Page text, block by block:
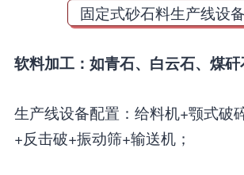
固定式砂石料生产线设
软料加工：如青石、白云石、煤
生产线设备配置：给料机+颚式破
+反击破+振动筛+输送机；